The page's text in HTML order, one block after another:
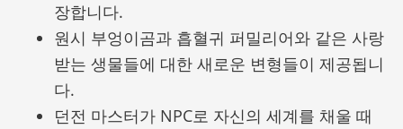
장합니다.
원시 부엉이곰과 흡혈귀 퍼밀리어와 같은 사랑
받는 생물들에 대한 새로운 변형들이 제공됩니
다.
던전 마스터가 NPC로 자신의 세계를 채울 때